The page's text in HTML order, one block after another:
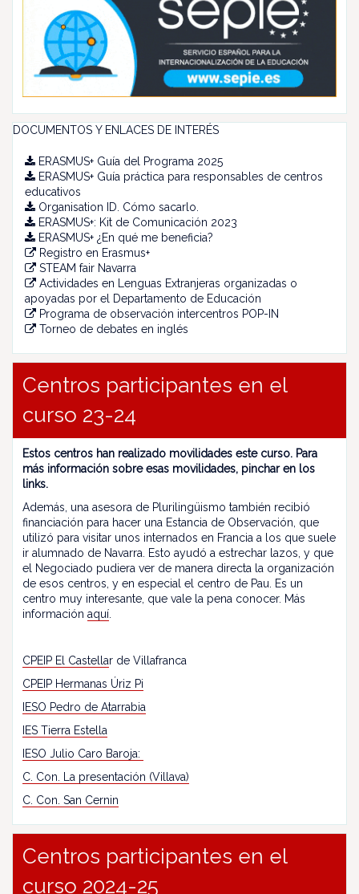
DOCUMENTOS Y ENLACES DE INTERÉS
ERASMUS+ Guía del Programa 2025
ERASMUS+ Guía práctica para responsables de centros
educativos
Organisation ID. Cómo sacarlo.
ERASMUS+: Kit de Comunicación 2023
ERASMUS+ ¿En qué me beneficia?
Registro en Erasmus+
STEAM fair Navarra
Actividades en Lenguas Extranjeras organizadas o
apoyadas por el Departamento de Educación
Programa de observación intercentros POP-IN
Torneo de debates en inglés
Centros participantes en el
curso 23-24
Estos centros han realizado movilidades este curso. Para
más información sobre esas movilidades, pinchar en los
links.
Además, una asesora de Plurilingüismo también recibió
financiación para hacer una Estancia de Observación, que
utilizó para visitar unos internados en Francia a los que suele
ir alumnado de Navarra. Esto ayudó a estrechar lazos, y que
el Negociado pudiera ver de manera directa la organización
de esos centros, y en especial el centro de Pau. Es un
centro muy interesante, que vale la pena conocer. Más
información aquí
CPEIP El Castellar de Villafranca
CPEIP Hermanas Úriz Pi
IESO Pedro de Atarrabia
IES Tierra Estella
IESO Julio Caro Baroja:
C. Con. La presentación (Villava)
C. Con. San Cernin
Centros participantes en el
curso 2024-25